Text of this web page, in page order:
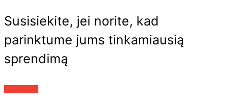
Susisiekite, jei norite, kad
parinktume jums tinkamiausią
sprendimą